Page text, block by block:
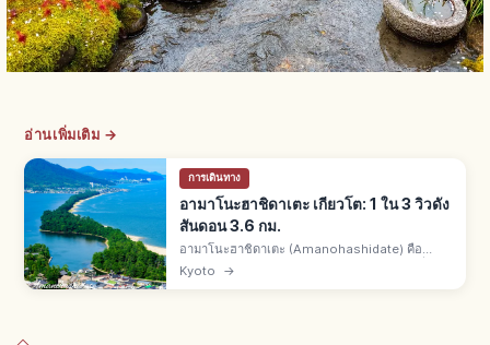
อ่านเพิ่มเติม →
การเดินทาง
อามาโนะฮาชิดาเตะ เกียวโต: 1 ใน 3 วิวดัง
สันดอน 3.6 กม.
อามาโนะฮาชิดาเตะ (Amanohashidate) คือ
สันดอนทรายมิยาซุเหนือเกียวโต 1 ใน 3 วิวดังญี่ปุ่
นกับมัตสึชิมะและมิยาจิมะ ยาว 3.6 กม. ต้นสนกว่า
Kyoto →